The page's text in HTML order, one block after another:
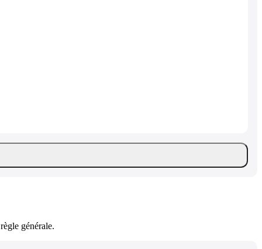
générale.